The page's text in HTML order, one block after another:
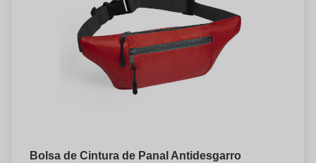
Bolsa de Cintura de Panal Antidesgarro